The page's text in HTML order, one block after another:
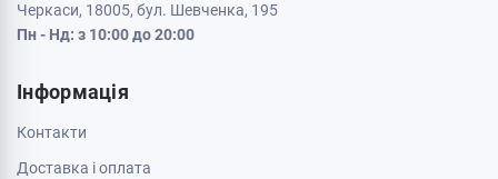
Черкаси, 18005, бул. Шевченка, 195
Пн - Нд: з 10:00 до 20:00
Інформація
Контакти
Доставка і оплата